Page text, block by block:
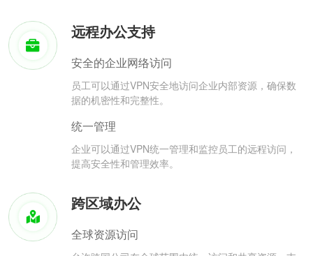
远程办公支持
安全的企业网络访问
员工可以通过VPN安全地访问企业内部资源，确保数
据的机密性和完整性。
统一管理
企业可以通过VPN统一管理和监控员工的远程访问，
提高安全性和管理效率。
跨区域办公
全球资源访问